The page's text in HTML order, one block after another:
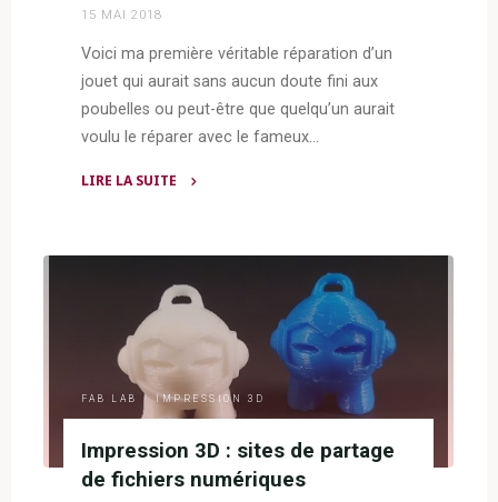
15 MAI 2018
Voici ma première véritable réparation d’un
jouet qui aurait sans aucun doute fini aux
poubelles ou peut-être que quelqu’un aurait
voulu le réparer avec le fameux…
LIRE LA SUITE
:
musical"
FAB LAB / IMPRESSION 3D
Impression 3D : sites de partage
de fichiers numériques